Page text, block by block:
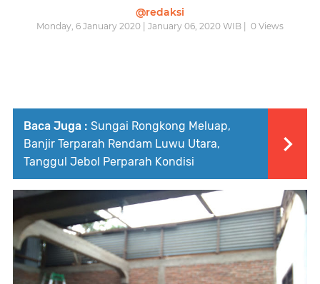
@redaksi
Monday, 6 January 2020 | January 06, 2020 WIB | 0 Views
Baca Juga : Sungai Rongkong Meluap,
Banjir Terparah Rendam Luwu Utara,
Tanggul Jebol Perparah Kondisi